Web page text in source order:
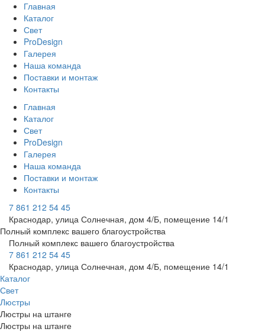
Главная
Каталог
Свет
ProDesign
Галерея
Наша команда
Поставки и монтаж
Контакты
Главная
Каталог
Свет
ProDesign
Галерея
Наша команда
Поставки и монтаж
Контакты
7 861 212 54 45
Краснодар, улица Солнечная, дом 4/Б, помещение 14/1
Полный комплекс вашего благоустройства
Полный комплекс вашего благоустройства
7 861 212 54 45
Краснодар, улица Солнечная, дом 4/Б, помещение 14/1
Каталог
Свет
Люстры
Люстры на штанге
Люстры на штанге